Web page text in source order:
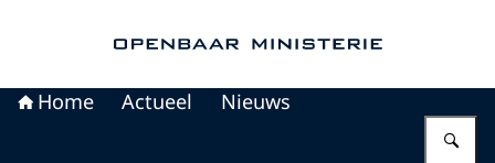
Home Actueel Nieuws